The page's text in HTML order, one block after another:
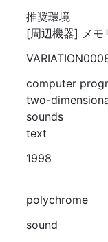
推奨環境
[周辺機器] メモ
computer
two-
sounds
text
1998
polychrome
sound